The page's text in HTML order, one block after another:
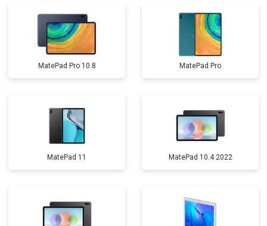
MatePad Pro 10.8 MatePad Pro
MatePad 11 MatePad 10.4 2022